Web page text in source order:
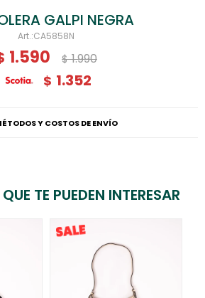
GALPI NEGRA
CA5858N
1.590 $ 1.990
$ 1.352
Y COSTOS DE ENVÍO
TE PUEDEN INTERESAR